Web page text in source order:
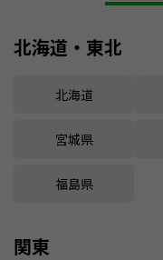
北海道・東北
北海道
宮城県
福島県
関東